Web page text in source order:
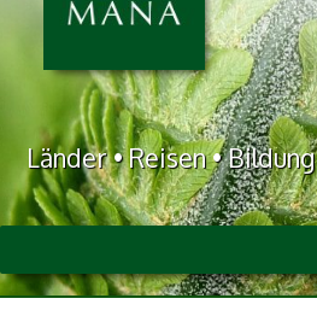
Länder • Reisen • Bildung